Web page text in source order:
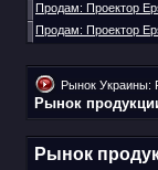
Продам: Проектор
Продам: Проектор
Рынок Украины:
Рынок
Рынок